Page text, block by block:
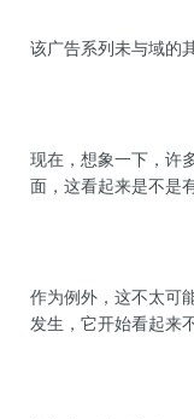
该广告系列未与域的
现在，想象一下，许
面，这看起来是不是
作为例外，这不太可
发生，它开始看起来